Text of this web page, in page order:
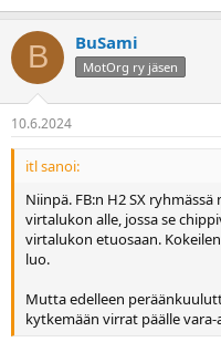
B BuSami
MotOrg ry jäsen
10.6.2024
itl sanoi:
Niinpä. FB:n H2 SX
virtalukon alle, jossa se
virtalukon etuosaan.
luo.
Mutta edelleen
kytkemään virrat päälle